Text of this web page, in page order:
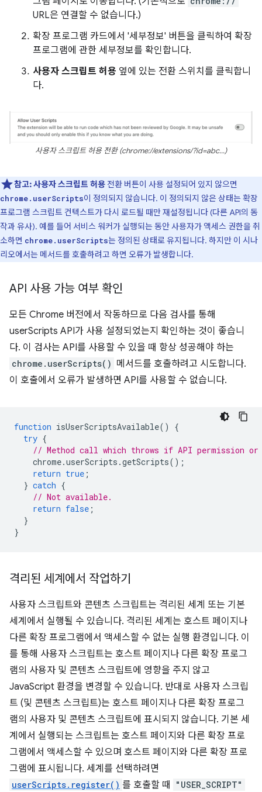
URL은 연결할 수 없습니다.)
확장 프로그램 카드에서 '세부정보' 버튼을 클릭하여 확장
프로그램에 관한 세부정보를 확인합니다.
사용자 스크립트 허용 옆에 있는 전환 스위치를 클릭합니
다.
사용자 스크립트 허용 전환 (chrome://extensions/?id=abc...)
참고:사용자 스크립트 허용 전환 버튼이 사용 설정되어 있지 않으면
chrome.userScripts이 정의되지 않습니다. 이 정의되지 않은 상태는 확장
프로그램 스크립트 컨텍스트가 다시 로드될 때만 재설정됩니다 (다른 API의 동
작과 유사). 예를 들어 서비스 워커가 실행되는 동안 사용자가 액세스 권한을 취
소하면 chrome.userScripts는 정의된 상태로 유지됩니다. 하지만 이 시나
리오에서는 메서드를 호출하려고 하면 오류가 발생합니다.
API 사용 가능 여부 확인
모든 Chrome 버전에서 작동하므로 다음 검사를 통해
userScripts API가 사용 설정되었는지 확인하는 것이 좋습니
다. 이 검사는 API를 사용할 수 있을 때 항상 성공해야 하는
chrome.userScripts() 메서드를 호출하려고 시도합니다.
이 호출에서 오류가 발생하면 API를 사용할 수 없습니다.
function isUserScriptsAvailable()
{
try {
// Method call which throws if API permission
chrome.userScripts .getScripts();
return true ;
} catch {
// Not available.
return false ;
}
}
격리된 세계에서 작업하기
사용자 스크립트와 콘텐츠 스크립트는 격리된 세계 또는 기본
세계에서 실행될 수 있습니다. 격리된 세계는 호스트 페이지나
다른 확장 프로그램에서 액세스할 수 없는 실행 환경입니다. 이
를 통해 사용자 스크립트는 호스트 페이지나 다른 확장 프로그
램의 사용자 및 콘텐츠 스크립트에 영향을 주지 않고
JavaScript 환경을 변경할 수 있습니다. 반대로 사용자 스크립
트 (및 콘텐츠 스크립트)는 호스트 페이지나 다른 확장 프로그
램의 사용자 및 콘텐츠 스크립트에 표시되지 않습니다. 기본 세
계에서 실행되는 스크립트는 호스트 페이지와 다른 확장 프로
그램에서 액세스할 수 있으며 호스트 페이지와 다른 확장 프로
그램에 표시됩니다. 세계를 선택하려면
userScripts.register() 를 호출할 때 "USER_SCRIPT"